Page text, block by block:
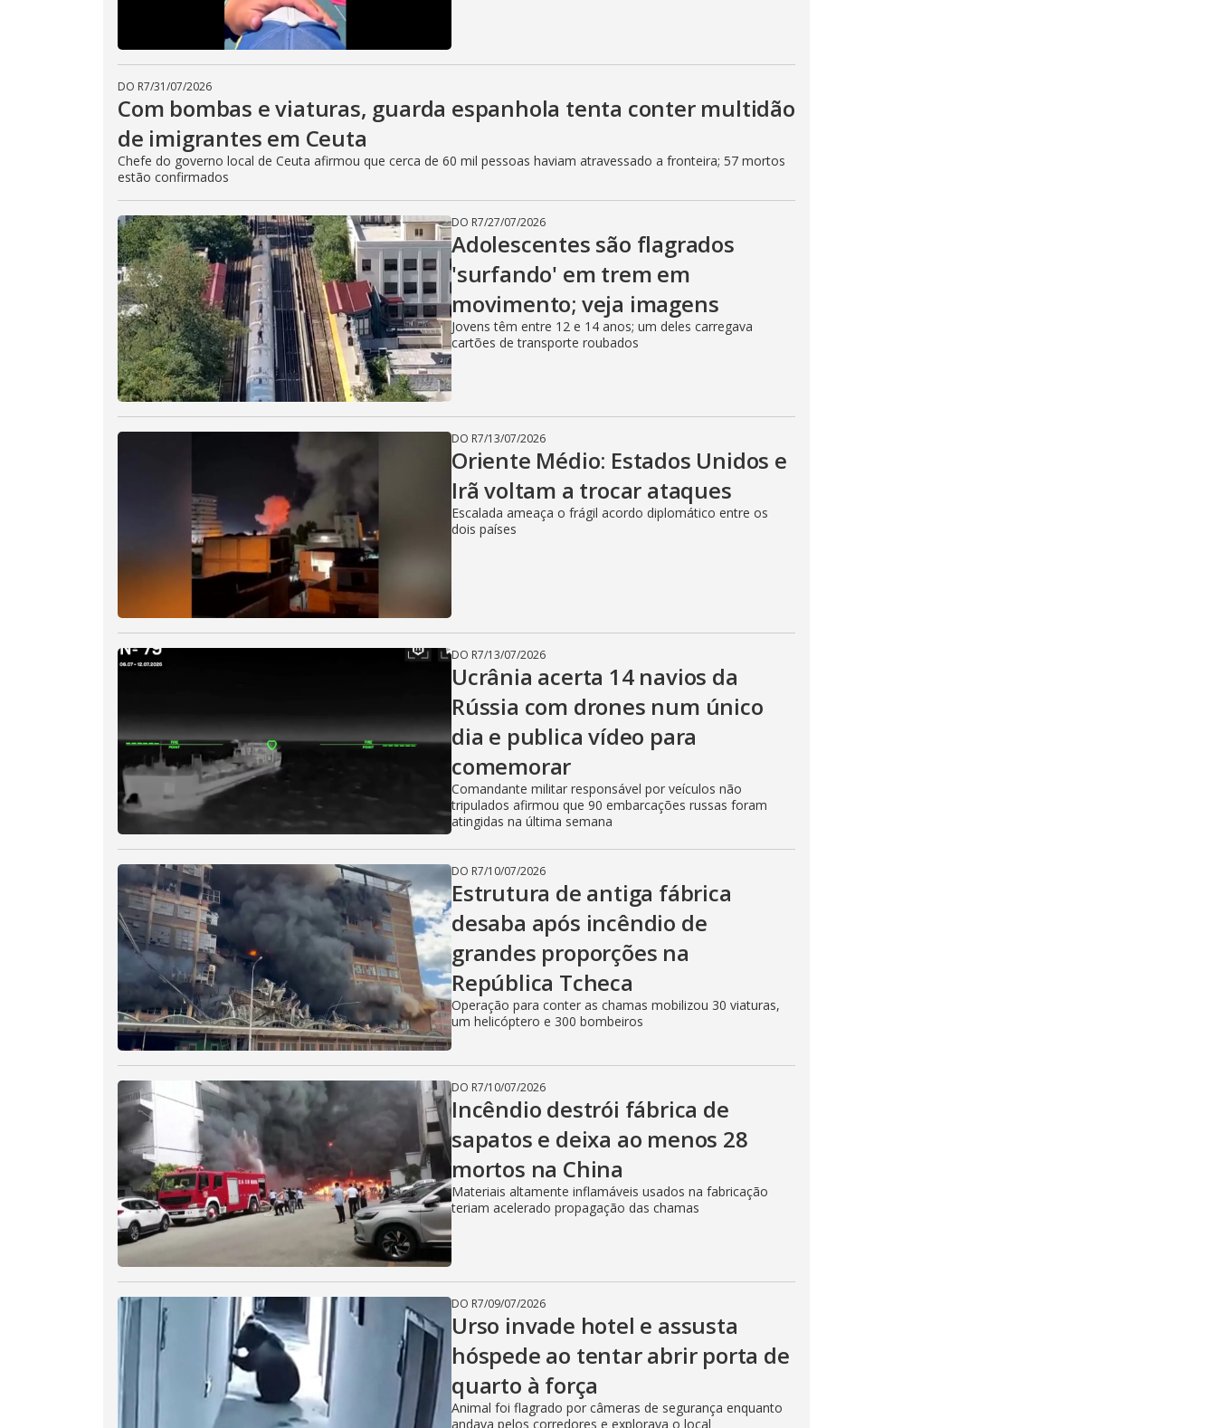
DO R7/31/07/2026
Com bombas e viaturas, guarda espanhola tenta conter multidão
de imigrantes em Ceuta
Chefe do governo local de Ceuta afirmou que cerca de 60 mil pessoas haviam atravessado a fronteira; 57 mortos
estão confirmados
DO R7/27/07/2026
Adolescentes são flagrados
'surfando' em trem em
movimento; veja imagens
Jovens têm entre 12 e 14 anos; um deles carregava
cartões de transporte roubados
DO R7/13/07/2026
Oriente Médio: Estados Unidos e
Irã voltam a trocar ataques
Escalada ameaça o frágil acordo diplomático entre os
dois países
DO R7/13/07/2026
Ucrânia acerta 14 navios da
Rússia com drones num único
dia e publica vídeo para
comemorar
Comandante militar responsável por veículos não
tripulados afirmou que 90 embarcações russas foram
atingidas na última semana
DO R7/10/07/2026
Estrutura de antiga fábrica
desaba após incêndio de
grandes proporções na
República Tcheca
Operação para conter as chamas mobilizou 30 viaturas,
um helicóptero e 300 bombeiros
DO R7/10/07/2026
Incêndio destrói fábrica de
sapatos e deixa ao menos 28
mortos na China
Materiais altamente inflamáveis usados na fabricação
teriam acelerado propagação das chamas
DO R7/09/07/2026
Urso invade hotel e assusta
hóspede ao tentar abrir porta de
quarto à força
Animal foi flagrado por câmeras de segurança enquanto
andava pelos corredores e explorava o local